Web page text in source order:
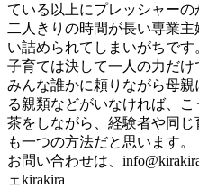
ている以上にプレッシャー
二人きりの時間が長い専業
い詰められてしまいがちです
子育ては決して一人の力だけ
みんな誰かに頼りながら母
る親類などがいなければ、
茶をしながら、経験者や同
も一つの方法だと思います。
お問い合わせは、
ェkirakira